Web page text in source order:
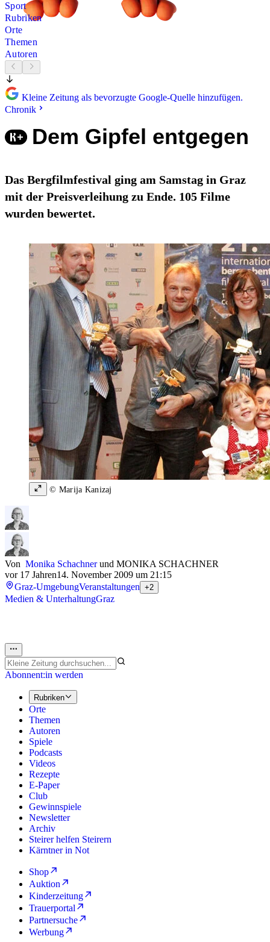
Sport
Rubriken
Orte
Themen
Autoren
Kleine Zeitung als bevorzugte Google-Quelle hinzufügen.
Chronik
Dem Gipfel entgegen
Das Bergfilmfestival ging am Samstag in Graz
mit der Preisverleihung zu Ende. 105 Filme
wurden bewertet.
© Marija Kanizaj
Von Monika Schachnerund MONIKA SCHACHNER
vor 17 Jahren14. November 2009 um 21:15
Graz-UmgebungVeranstaltungen +2
Medien & UnterhaltungGraz
Abonnent:in werden
Rubriken
Orte
Themen
Autoren
Spiele
Podcasts
Videos
Rezepte
E-Paper
Club
Gewinnspiele
Newsletter
Archiv
Steirer helfen Steirern
Kärntner in Not
Shop
Auktion
Kinderzeitung
Trauerportal
Partnersuche
Werbung